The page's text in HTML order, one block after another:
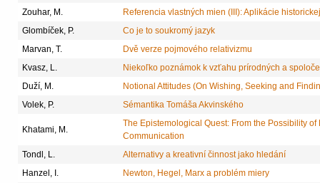
Zouhar, M.
Referencia vlastných mien (III): Aplikácie
Glombíček, P.
Co je to soukromý jazyk
Marvan, T.
Dvě verze pojmového relativizmu
Kvasz, L.
Niekoľko poznámok k vzťahu prírodných a
Duží, M.
Notional Attitudes (On Wishing, Seeking and
Volek, P.
Sémantika Tomáša Akvinského
Khatami, M.
The Epistemological Quest: From the Possibility
Communication
Tondl, L.
Alternativy a kreativní činnost jako hledání
Hanzel, I.
Newton, Hegel, Marx a problém miery